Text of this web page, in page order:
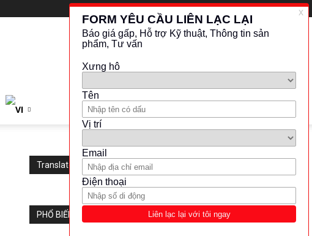
Translate this website
PHỔ BIẾN